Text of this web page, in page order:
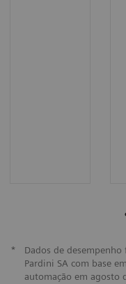
*
Dados de
Pardini SA com base
automação em agosto